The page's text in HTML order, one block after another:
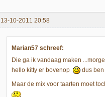
13-10-2011 20:58
Marian57 schreef:
Die ga ik vandaag maken
hello kitty er bovenop
dus
Maar de mix voor taarten moet